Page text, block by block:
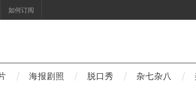
如何订阅
海报剧照 脱口秀 杂七杂八